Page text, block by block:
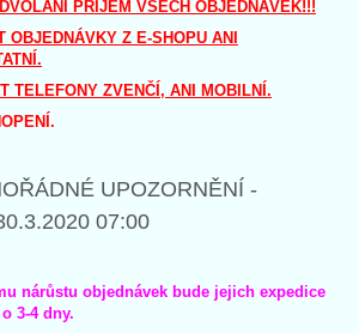
PŘÍJEM VŠECH OBJEDNÁVEK!!!
OBJEDNÁVKY Z E-SHOPU ANI
TELEFONY ZVENČÍ, ANI MOBILNÍ.
UPOZORNĚNÍ -
07:00
nárůstu objednávek bude jejich expedice
3-4 dny.